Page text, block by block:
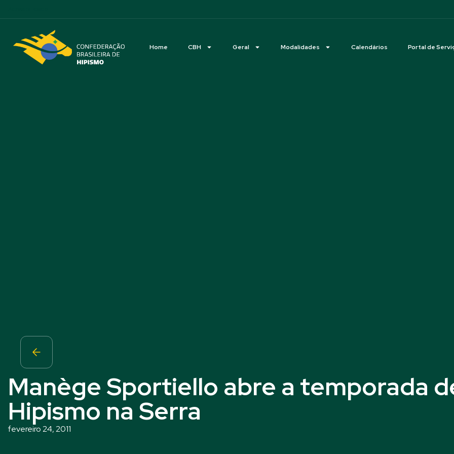
Home CBH Geral Modalidades Calendários Portal de
Manège Sportiello abre a temporada
Hipismo na Serra
fevereiro 24, 2011